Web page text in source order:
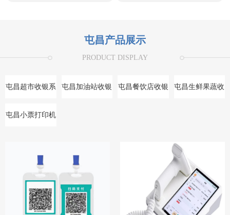
屯昌产品展示
PRODUCT DISPLAY
屯昌超市收银系
统
屯昌加油站收银 屯昌餐饮店收银 屯昌生鲜果蔬收
屯昌小票打印机